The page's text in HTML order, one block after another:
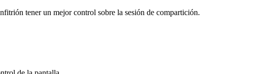
tener un mejor control sobre la sesión de compartición.